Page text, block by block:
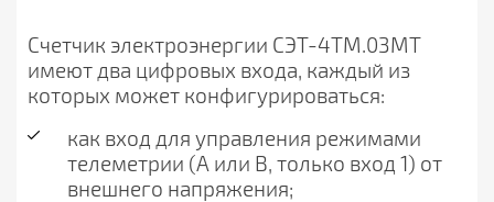
Счетчик электроэнергии СЭТ-4ТМ.03МТ
имеют два цифровых входа, каждый из
которых может конфигурироваться:
как вход для управления режимами
телеметрии (А или В, только вход 1) от
внешнего напряжения;